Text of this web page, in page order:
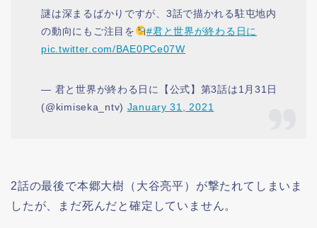
謎は深まるばかりですが、3話で描かれる駐屯地内
の動向にもご注目を
#君と世界が終わる日に
pic.twitter.com/BAE0PCe07W
— 君と世界が終わる日に【公式】第3話は1月31日
(@kimiseka_ntv) January 31, 2021
2話の最後で本郷大樹（大谷亮平）が撃たれてしまいま
したが、まだ死んだと確定していません。